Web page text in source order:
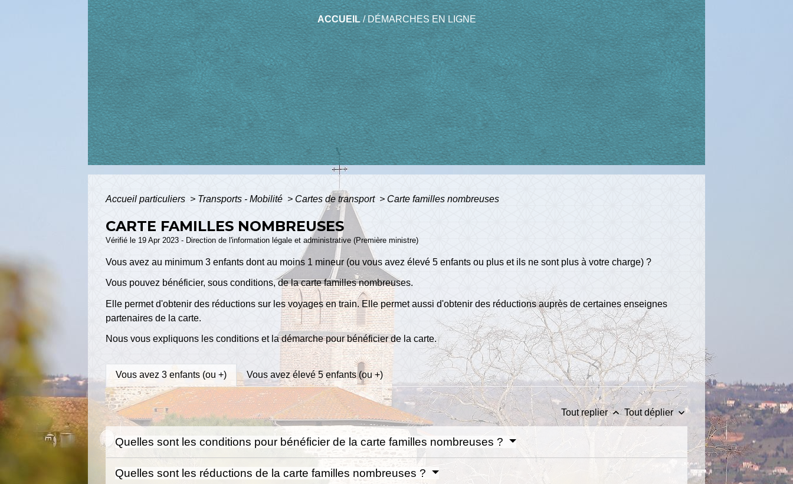
ACCUEIL/DÉMARCHES EN LIGNE
Accueil particuliers > Transports - Mobilité > Cartes de transport > Carte familles nombreuses
CARTE FAMILLES NOMBREUSES
Vérifié le 19 Apr 2023 - Direction de l'information légale et administrative (Première ministre)
Vous avez au minimum 3 enfants dont au moins 1 mineur (ou vous avez élevé 5 enfants ou plus et ils ne sont plus à votre charge) ?
Vous pouvez bénéficier, sous conditions, de la carte familles nombreuses.
Elle permet d'obtenir des réductions sur les voyages en train. Elle permet aussi d'obtenir des réductions auprès de certaines enseignes
partenaires de la carte.
Nous vous expliquons les conditions et la démarche pour bénéficier de la carte.
Vous avez 3 enfants (ou +) Vous avez élevé 5 enfants (ou +)
Tout replierkeyboard_arrow_up Tout déplierkeyboard_arrow_down
Quelles sont les conditions pour bénéficier de la carte familles nombreuses ?
Quelles sont les réductions de la carte familles nombreuses ?